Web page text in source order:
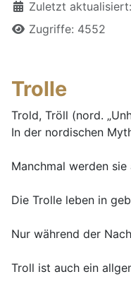
DetailsZuletzt
Zugriffe: 4552
Trolle
Trold, Tröll (nord.
In der nordischen
Manchmal werden
Die Trolle leben in
Nur während der
Troll ist auch ein